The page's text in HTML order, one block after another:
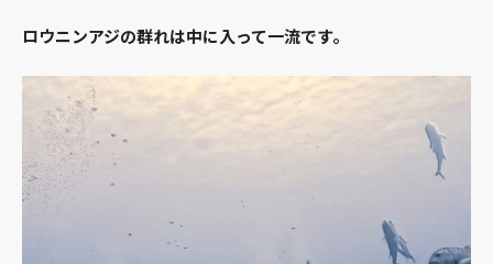
ロウニンアジの群れは中に入って一流です。